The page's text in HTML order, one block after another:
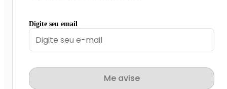
Digite seu email
Me avise